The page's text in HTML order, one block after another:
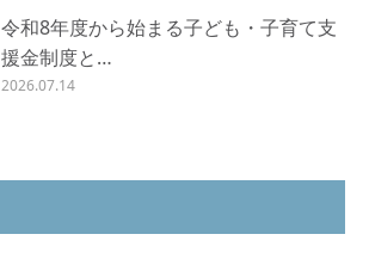
令和8年度から始まる子ども・子育て支
援金制度と…
2026.07.14